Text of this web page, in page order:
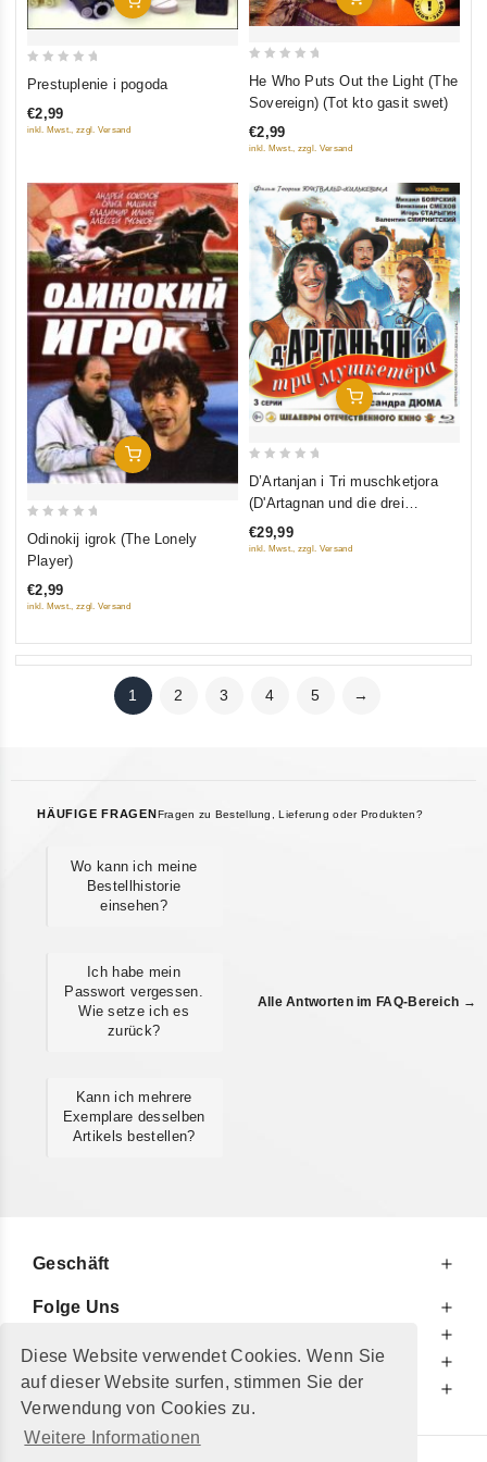
Diese Website verwendet Cookies. Wenn Sie
auf dieser Website surfen, stimmen Sie der
Verwendung von Cookies zu.
Weitere Informationen
of
Prestuplenie i pogoda
€2,99
inkl. Mwst., zzgl. Versand
5
He Who Puts Out the Light (The
Sovereign) (Tot kto gasit swet)
€2,99
inkl. Mwst., zzgl. Versand
In Den Warenkorb
5
Odinokij igrok (The Lonely
Player)
€2,99
inkl. Mwst., zzgl. Versand
In Den Warenkorb
5
D’Artanjan i Tri muschketjora
(D'Artagnan und die drei
Musketiere) (3 serii) (Blu-ray)
€29,99
inkl. Mwst., zzgl. Versand
1 2 3 4 5 →
HÄUFIGE FRAGEN Fragen zu Bestellung, Lieferung oder Produkten?
Wo kann ich meine
Bestellhistorie
einsehen?
Ich habe mein
Passwort vergessen.
Wie setze ich es
zurück?
Kann ich mehrere
Exemplare desselben
Artikels bestellen?
Alle Antworten im FAQ-Bereich →
Geschäft
Folge Uns
Zu Ihrer Information
Zusätzlich